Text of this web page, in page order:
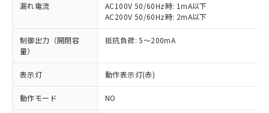
漏れ電流
AC100V 50/60Hz時: 1mA以下
AC200V 50/60Hz時: 2mA以下
制御出力（開閉容
量）
抵抗負荷: 5～200mA
表示灯 動作表示灯(赤)
動作モード NO
※1 対応状況